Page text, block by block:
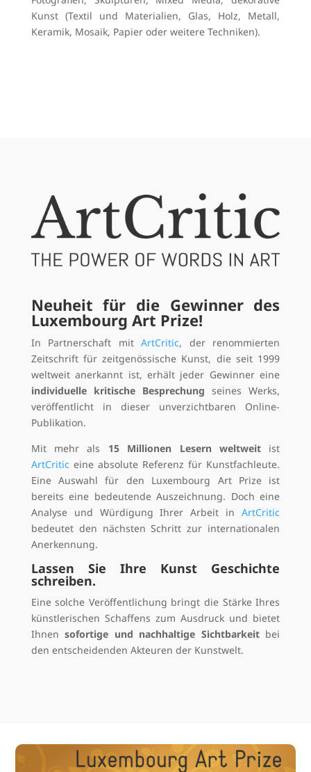
Kunst (Textil und Materialien, Glas, Holz, Metall,
Keramik, Mosaik, Papier oder weitere Techniken).
Neuheit für die Gewinner des
Luxembourg Art Prize!
In Partnerschaft mitArtCritic, der renommierten
Zeitschrift für zeitgenössische Kunst, die seit 1999
weltweit anerkannt ist, erhält jeder Gewinner eine
individuelle kritische Besprechung seines Werks,
veröffentlicht in dieser unverzichtbaren Online-
Publikation.
Mit mehr als 15 Millionen Lesern weltweitist
ArtCritic eine absolute Referenz für Kunstfachleute.
Eine Auswahl für den Luxembourg Art Prize ist
bereits eine bedeutende Auszeichnung. Doch eine
Analyse und Würdigung Ihrer Arbeit inArtCritic
bedeutet den nächsten Schritt zur internationalen
Anerkennung.
Lassen Sie Ihre Kunst Geschichte
schreiben.
Eine solche Veröffentlichung bringt die Stärke Ihres
künstlerischen Schaffens zum Ausdruck und bietet
Ihnensofortige und nachhaltige Sichtbarkeitbei
den entscheidenden Akteuren der Kunstwelt.